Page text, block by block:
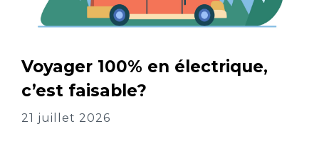
Voyager 100% en électrique,
c’est faisable?
21 juillet 2026